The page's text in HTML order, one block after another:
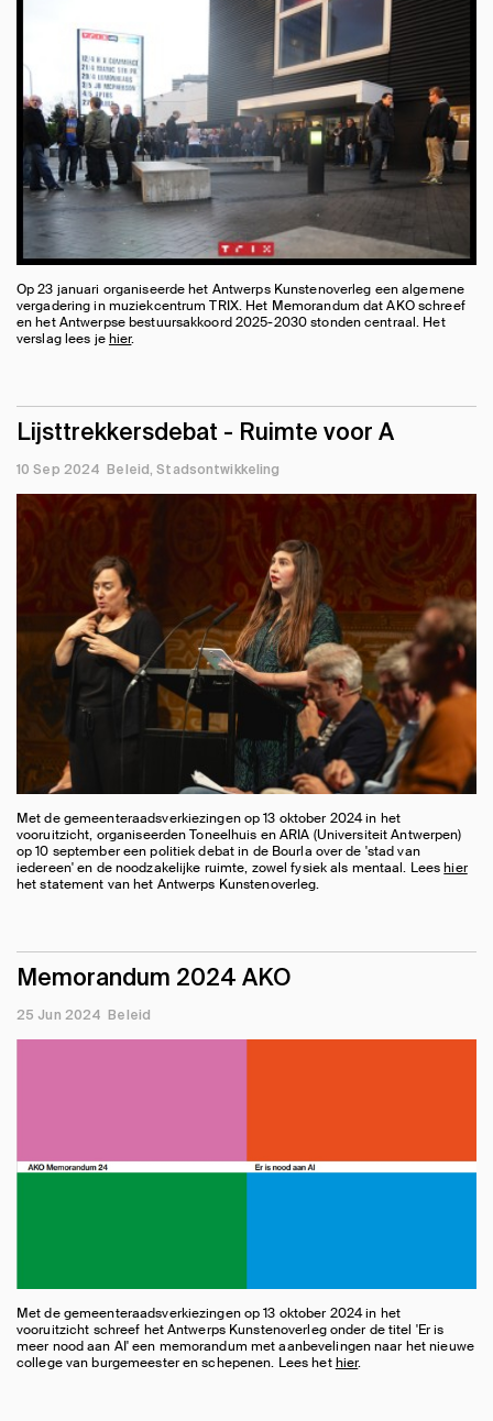
Op 23 januari organiseerde het Antwerps Kunstenoverleg een algemene
vergadering in muziekcentrum TRIX. Het Memorandum dat AKO schreef
en het Antwerpse bestuursakkoord 2025-2030 stonden centraal. Het
verslag lees jehier.
Lijsttrekkersdebat - Ruimte voor A
10 Sep 2024 Beleid Stadsontwikkeling
Met de gemeenteraadsverkiezingen op 13 oktober 2024 in het
vooruitzicht, organiseerden Toneelhuis en ARIA (Universiteit Antwerpen)
op 10 september een politiek debat in de Bourla over de 'stad van
iedereen' en de noodzakelijke ruimte, zowel fysiek als mentaal. Leeshier
het statement van het Antwerps Kunstenoverleg.
Memorandum 2024 AKO
25 Jun 2024 Beleid
Met de gemeenteraadsverkiezingen op 13 oktober 2024 in het
vooruitzicht schreef het Antwerps Kunstenoverleg onder de titel 'Er is
meer nood aan AI' een memorandum met aanbevelingen naar het nieuwe
college van burgemeester en schepenen. Lees hethier.